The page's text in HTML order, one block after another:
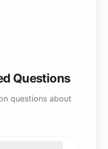
Questions
questions about